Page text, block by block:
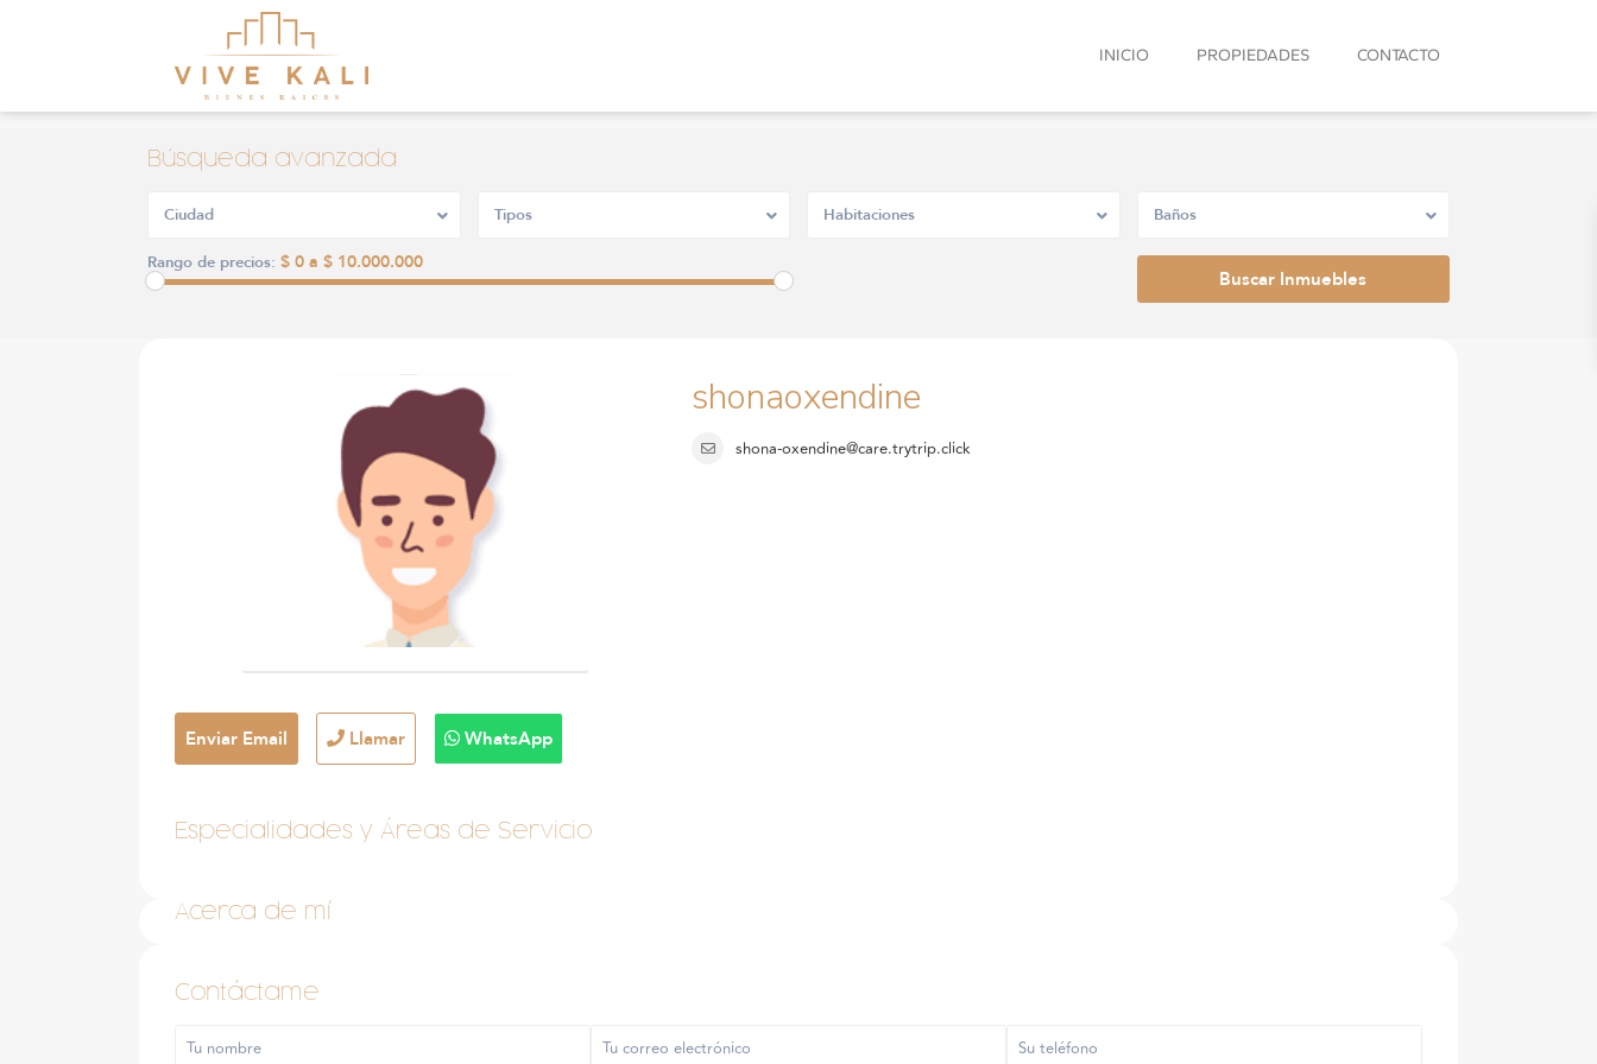
INICIO PROPIEDADES CONTACTO
Búsqueda avanzada
Ciudad Tipos Habitaciones Baños
Rango de precios: $ 0 a $ 10.000.000
shonaoxendine
shona-oxendine@care.trytrip.click
Enviar Email Llamar WhatsApp
Especialidades y Áreas de Servicio
Acerca de mí
Contáctame